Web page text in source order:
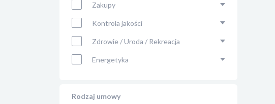
Zakupy
Kontrola jakości
Zdrowie / Uroda / Rekreacja
Energetyka
Rodzaj umowy